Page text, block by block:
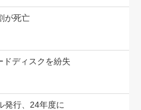
が死亡
ドディスクを紛失
発行、24年度に